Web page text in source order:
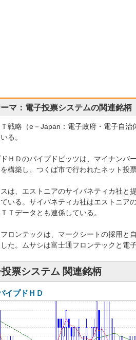
マ：電子投票システムの関連銘柄
戦略（e－Japan：電子政府・電子自
る。
ＨＤのパイプドビッツは、マイナンバ
構築し、つくば市で行われたネット投
は、エストニアのサイバネティカ社と
いる。サイバネティカ社はエストニア
Ｔデータとも連係している。
ロンテックは、マークシートの採用と
た。ムサシは富士通フロンテックと電
投票システム 関連銘柄
イプドＨＤ